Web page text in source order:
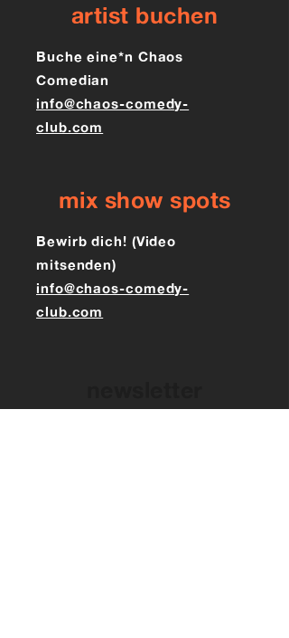
artist buchen
Buche eine*n Chaos
Comedian
info@chaos-comedy-
club.com
mix show spots
Bewirb dich! (Video
mitsenden)
info@chaos-comedy-
club.com
abonnieren